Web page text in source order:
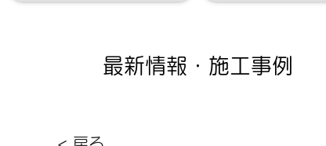
​最新情報・施工事例